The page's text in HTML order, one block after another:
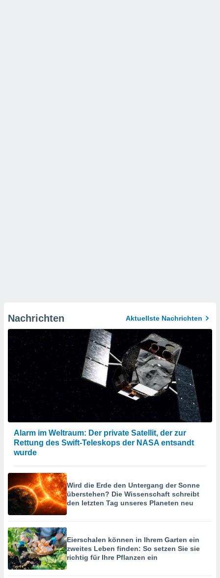
Nachrichten Aktuellste Nachrichten
Alarm im Weltraum: Der private Satellit, der zur
Rettung des Swift-Teleskops der NASA entsandt
wurde
Wird die Erde den Untergang der Sonne
überstehen? Die Wissenschaft schreibt
den letzten Tag unseres Planeten neu
Eierschalen können in Ihrem Garten ein
zweites Leben finden: So setzen Sie sie
richtig für Ihre Pflanzen ein